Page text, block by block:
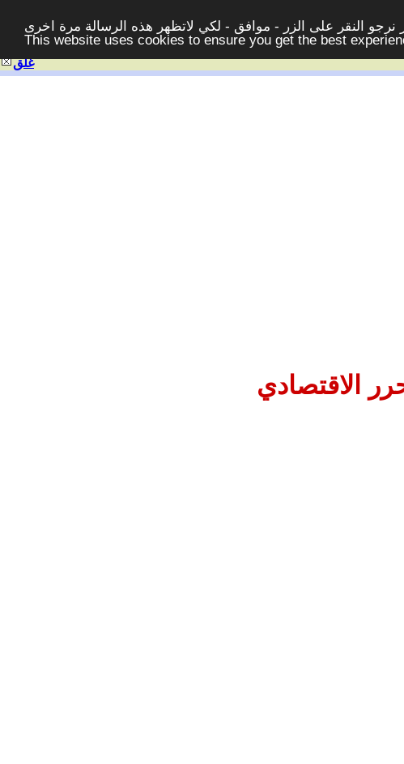
النقر على الزر - موافق - لكي لاتظهر هذه الرسالة مرة اخرى -
This website uses cookies to ensure you get the best
غلق
الاقتصادي